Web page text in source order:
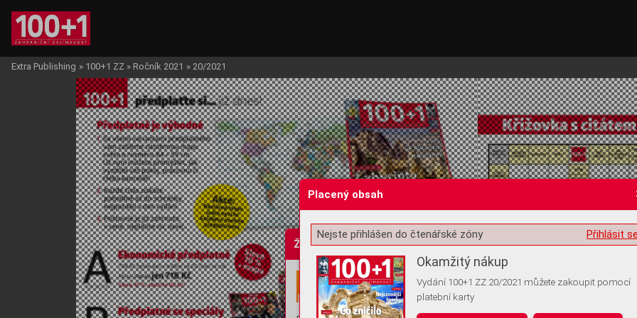
Žádost o souhlas s ukládáním volitelných informací
Extra Publishing » 100+1 ZZ » Ročník 2021 » 20/2021
Placený obsah
Přihlásit
Nejste přihlášen do čtenářské zóny
Okamžitý nákup
Vydání 100+1 ZZ 20/2021 můžete zakoupit pomocí
platební karty